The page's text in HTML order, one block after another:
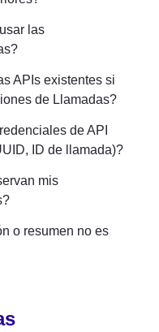
las
APIs existentes si
de Llamadas?
de API
ID de llamada)?
mis
o resumen no es